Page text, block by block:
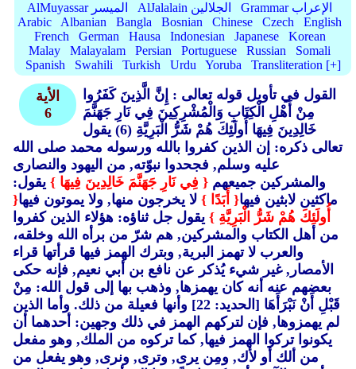
AlMuyassar الميسر
AlJalalain الجلالين
Grammar الإعراب
Arabic
Albanian Bangla Bosnian Chinese Czech
English
French
German Hausa Indonesian Japanese
Korean
Malay
Malayalam Persian Portuguese Russian
Somali
Spanish
Swahili Turkish Urdu Yoruba Transliteration [+]
الأية
6
القول في تأويل قوله تعالى : إِنَّ الَّذِينَ كَفَرُوا
مِنْ أَهْلِ الْكِتَابِ وَالْمُشْرِكِينَ فِي نَارِ جَهَنَّمَ
خَالِدِينَ فِيهَا أُولَئِكَ هُمْ شَرُّ الْبَرِيَّةِ (6)
يقول
تعالى ذكره: إن الذين كفروا بالله ورسوله محمد صلى الله
عليه وسلم, فجحدوا نبوّته, من اليهود والنصارى
والمشركين جميعهم { فِي نَارِ جَهَنَّمَ خَالِدِينَ فِيهَا } يقول:
ماكثين لابثين فيها{ أَبَدًا } لا يخرجون منها, ولا يموتون فيها{
أُولَئِكَ هُمْ شَرُّ الْبَرِيَّةِ } يقول جل ثناؤه: هؤلاء الذين كفروا
من أهل الكتاب والمشركين, هم شرّ من برأه الله وخلقه،
والعرب لا تهمز البرية, وبترك الهمز فيها قرأتها قراء
الأمصار, غير شيء يُذكر عن نافع بن أبي نعيم, فإنه حكى
بعضهم عنه أنه كان يهمزها, وذهب بها إلى قول الله: مِنْ
قَبْلِ أَنْ نَبْرَأَهَا [الحديد: 22] وأنها فعيلة من ذلك. وأما الذين
لم يهمزوها, فإن لتركهم الهمز في ذلك وجهين: أحدهما أن
يكونوا تركوا الهمز فيها, كما تركوه من الملك, وهو مفعل
من ألك أو لأك, ومِن يرى, وترى, ونرى, وهو يفعل من